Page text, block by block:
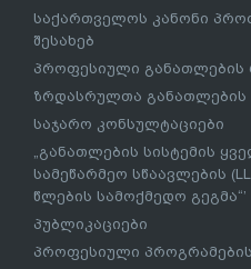
საქართველოს კანონი
შესახებ
პროფესიული განათლების
ზრდასრულთა განათლების
საჯარო კონსულტაციები
„განათლების სისტემის
სამეწარმეო სწაავლების
წლების სამოქმედო გეგმა“’
პუბლიკაციები
პროფესიული